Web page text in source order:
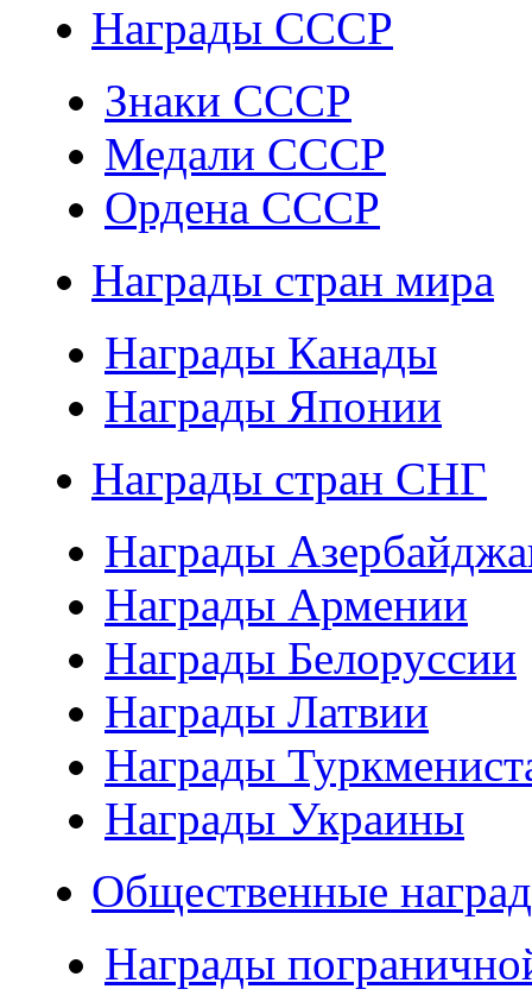
Награды СССР
Знаки СССР
Медали СССР
Ордена СССР
Награды стран мира
Награды Канады
Награды Японии
Награды стран СНГ
Награды
Награды Армении
Награды Белоруссии
Награды Латвии
Награды
Награды Украины
Общественные
Награды